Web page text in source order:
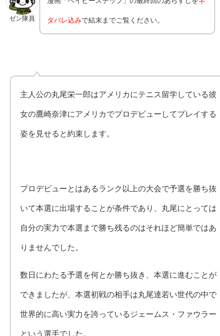
ゼン隊員 タバレ込みで結末までご覧ください。
主人公の丸尾栄一郎はアメリカにテニス留学している彼
女の鷹崎奈津にアメリカでプロデビューしてプレイする
姿を見せると約束します。
プロデビューとはあるランク以上の大会で予選を勝ち抜
いて本選に出場することが条件であり、丸尾にとっては
自分の実力で本選まで勝ち残るのはそれほど簡単ではあ
りませんでした。
数日にわたる予選を何とか勝ち抜き、本選に進むことが
できましたが、本選初戦の相手は丸尾達若い世代の中で
世界的に高い実力を誇っているジェームス・ファウラー
という選手でした。